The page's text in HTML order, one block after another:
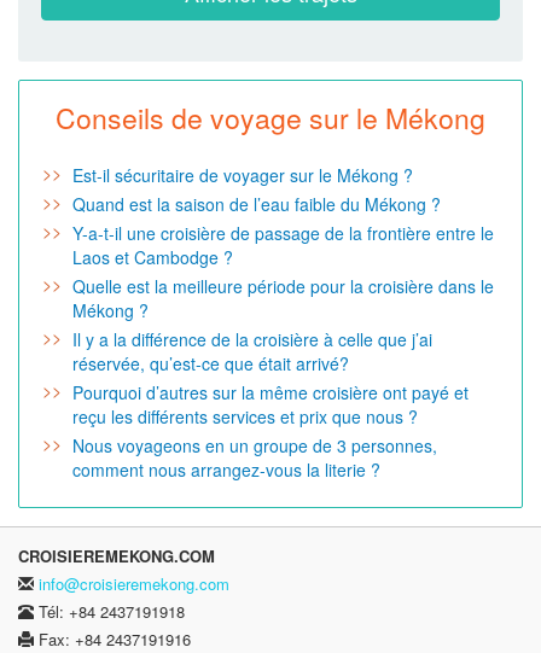
Conseils de voyage sur le Mékong
Est-il sécuritaire de voyager sur le Mékong ?
Quand est la saison de l’eau faible du Mékong ?
Y-a-t-il une croisière de passage de la frontière entre le
Laos et Cambodge ?
Quelle est la meilleure période pour la croisière dans le
Mékong ?
Il y a la différence de la croisière à celle que j’ai
réservée, qu’est-ce que était arrivé?
Pourquoi d’autres sur la même croisière ont payé et
reçu les différents services et prix que nous ?
Nous voyageons en un groupe de 3 personnes,
comment nous arrangez-vous la literie ?
CROISIEREMEKONG.COM
info@croisieremekong.com
Tél: +84 2437191918
Fax: +84 2437191916